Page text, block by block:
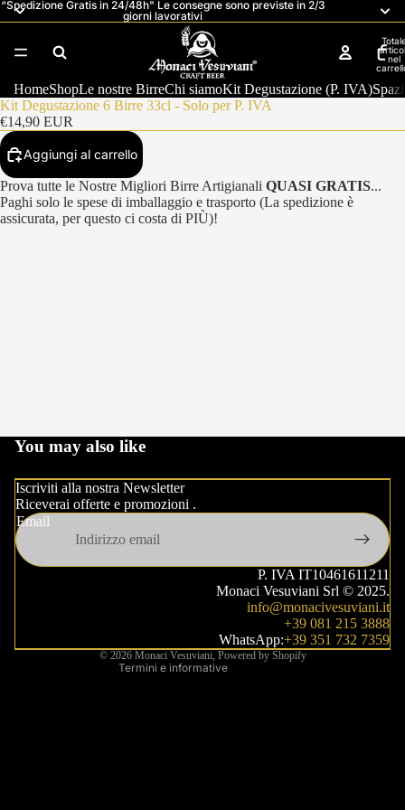
“Spedizione Gratis in 24/48h" Le consegne sono previste in 2/3
giorni lavorativi
nel
HomeShopLe nostre BirreChi siamoKit Degustazione (P. IVA)
Apri
schermo
intero
Kit Degustazione 6 Birre 33cl - Solo per P. IVA
€14,90 EUR
Aggiungi al carrello
Prova tutte le Nostre Migliori Birre Artigianali QUASI GRATIS...
Paghi solo le spese di imballaggio e trasporto (La spedizione è
assicurata, per questo ci costa di PIÙ)!
You may also like
Iscriviti alla nostra Newsletter
Riceverai offerte e promozioni .
Email
P. IVA IT10461611211
Monaci Vesuviani Srl © 2025.
info@monacivesuviani.it
+39 081 215 3888
WhatsApp:+39 351 732 7359
© 2026 Monaci Vesuviani, Powered by Shopify
Termini e informative
Informativa sulla privacy
Informativa sui rimborsi